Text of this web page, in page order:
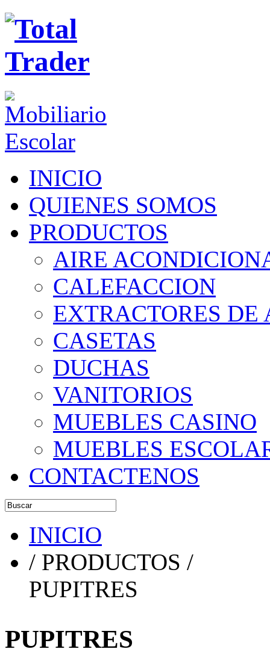
INICIO
QUIENES SOMOS
PRODUCTOS
AIRE
CALEFACCION
EXTRACTORES DE
CASETAS
DUCHAS
VANITORIOS
MUEBLES CASINO
MUEBLES
CONTACTENOS
INICIO
/ PRODUCTOS /
PUPITRES
PUPITRES